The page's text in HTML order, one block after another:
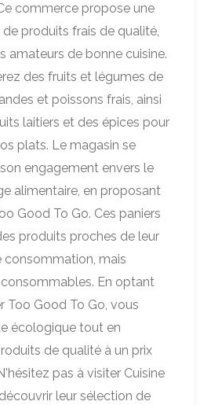
commerce propose une
produits frais de qualité,
amateurs de bonne cuisine.
des fruits et légumes de
et poissons frais, ainsi
laitiers et des épices pour
plats. Le magasin se
engagement envers le
alimentaire, en proposant
Good To Go. Ces paniers
produits proches de leur
consommation, mais
En optant
Too Good To Go, vous
écologique tout en
de qualité à un prix
pas à visiter Cuisine
leur sélection de